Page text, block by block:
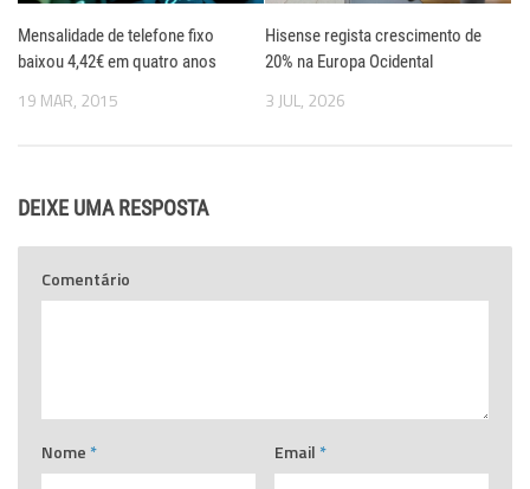
Mensalidade de telefone fixo
baixou 4,42€ em quatro anos
19 MAR, 2015
Hisense regista crescimento de
20% na Europa Ocidental
3 JUL, 2026
DEIXE UMA RESPOSTA
Comentário
Nome * Email *